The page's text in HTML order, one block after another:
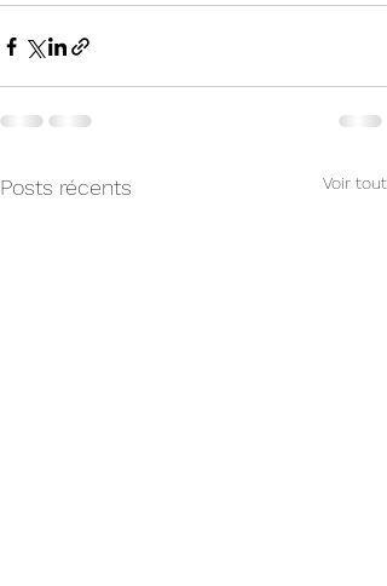
Posts récents Voir tout